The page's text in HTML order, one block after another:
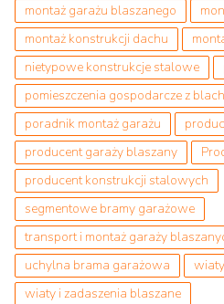
montaż garażu blaszanego
montaż konstrukcji dachu
nietypowe konstrukcje stalowe
pomieszczenia gospodarcze z
poradnik montaż garażu
producent garaży blaszany
producent konstrukcji stalowych
segmentowe bramy garażowe
transport i montaż garaży
uchylna brama garażowa
wiaty i zadaszenia blaszane